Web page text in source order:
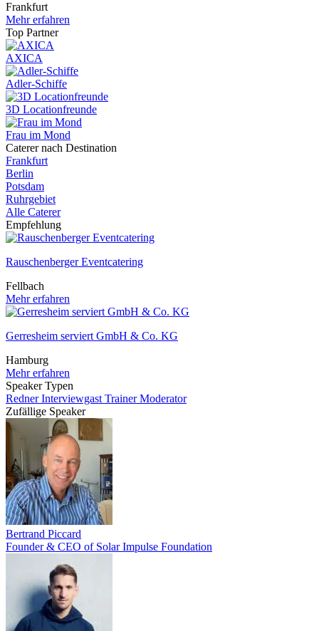
Frankfurt
Mehr erfahren
Top Partner
AXICA
Adler-Schiffe
3D Locationfreunde
Frau im Mond
Caterer nach Destination
Frankfurt
Berlin
Potsdam
Ruhrgebiet
Alle Caterer
Empfehlung
Rauschenberger Eventcatering
Fellbach
Mehr erfahren
Gerresheim serviert GmbH & Co. KG
Hamburg
Mehr erfahren
Speaker Typen
RednerInterviewgast TrainerModerator
Zufällige Speaker
Bertrand Piccard
Founder & CEO of Solar Impulse Foundation